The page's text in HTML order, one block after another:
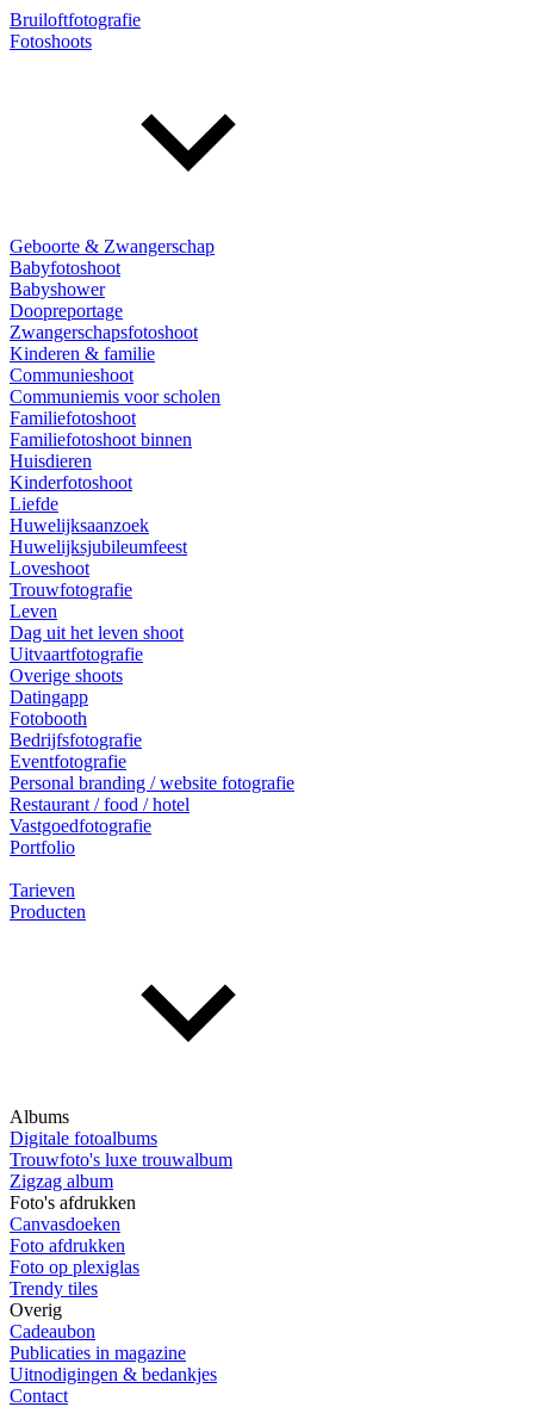
Bruiloftfotografie
Fotoshoots
Geboorte & Zwangerschap
Babyfotoshoot
Babyshower
Doopreportage
Zwangerschapsfotoshoot
Kinderen & familie
Communieshoot
Communiemis voor scholen
Familiefotoshoot
Familiefotoshoot binnen
Huisdieren
Kinderfotoshoot
Liefde
Huwelijksaanzoek
Huwelijksjubileumfeest
Loveshoot
Trouwfotografie
Leven
Dag uit het leven shoot
Uitvaartfotografie
Overige shoots
Datingapp
Fotobooth
Bedrijfsfotografie
Eventfotografie
Personal branding / website fotografie
Restaurant / food / hotel
Vastgoedfotografie
Portfolio
Tarieven
Producten
Albums
Digitale fotoalbums
Trouwfoto's luxe trouwalbum
Zigzag album
Foto's afdrukken
Canvasdoeken
Foto afdrukken
Foto op plexiglas
Trendy tiles
Overig
Cadeaubon
Publicaties in magazine
Uitnodigingen & bedankjes
Contact